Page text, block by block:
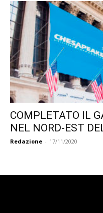
COMPLETATO IL
NEL NORD-EST
Redazione - 17/11/2020